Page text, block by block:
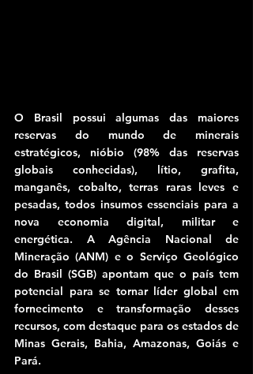
O Brasil possui algumas das maiores
reservas do mundo de minerais
estratégicos, nióbio (98% das reservas
globais conhecidas), lítio, grafita,
manganês, cobalto, terras raras leves e
pesadas, todos insumos essenciais para a
nova economia digital, militar e
energética. A Agência Nacional de
Mineração (ANM) e o Serviço Geológico
do Brasil (SGB) apontam que o país tem
potencial para se tornar líder global em
fornecimento e transformação desses
recursos, com destaque para os estados de
Minas Gerais, Bahia, Amazonas, Goiás e
Pará.